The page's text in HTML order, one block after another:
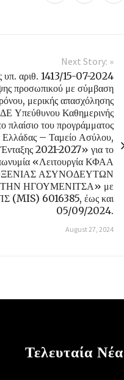
Next Story: »
υπ. αριθ. 1413/15-07-2024
προσωπικού με σύμβαση
μερικής απασχόλησης
Υπεύθυνου Καθημερινής
πλαίσιο του προγράμματος
– Ταμείο Ασύλου,
2021-2027» για το
«Λειτουργία ΚΦΑΑ
ΑΣΥΝΟΔΕΥΤΩΝ
ΗΓΟΥΜΕΝΙΤΣΑ» με
(MIS) 6016385, έως και
05/09/2024.
August 27, 2024
Τελευταία Νέα